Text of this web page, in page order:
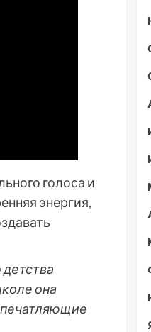
голоса и
энергия,
она